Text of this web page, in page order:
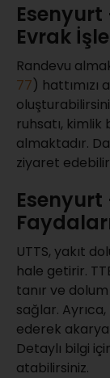
Esenyurt
Evrak
Randevu
77) hattımızı
ruhsatı,
almaktadır.
ziyaret
Esenyurt
UTTS, yakıt
hale getirir.
tanır ve
sağlar.
ederek
Detaylı bilgi
atabilirsiniz.